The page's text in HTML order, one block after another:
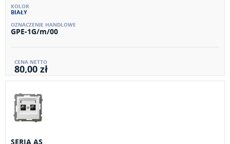
BIAŁY
GPE-1G/m/00
80,00 zł
SERIA AS